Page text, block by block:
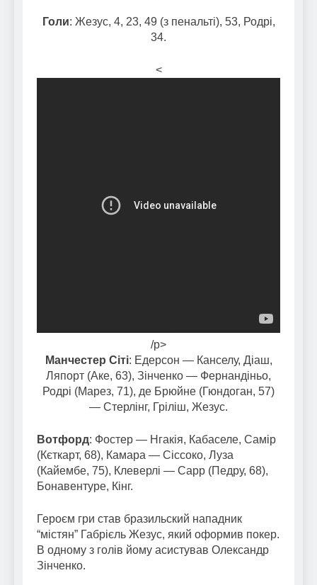
Голи: Жезус, 4, 23, 49 (з пенальті), 53, Родрі,
34.
<
/p>
Манчестер Сіті: Едерсон — Канселу, Діаш,
Ляпорт (Аке, 63), Зінченко — Фернандіньо,
Родрі (Марез, 71), де Брюйне (Гюндоган, 57)
— Стерлінг, Гріліш, Жезус.
Вотфорд: Фостер — Нгакія, Кабаселе, Самір
(Кєткарт, 68), Камара — Сіссоко, Луза
(Кайембе, 75), Клеверлі — Сарр (Педру, 68),
Бонавентуре, Кінг.
Героєм гри став бразильский нападник
“містян” Габрієль Жезус, який оформив покер.
В одному з голів йому асистував Олександр
Зінченко.